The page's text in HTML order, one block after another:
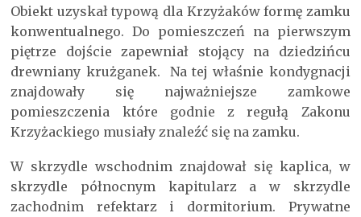
Obiekt uzyskał typową dla Krzyżaków formę zamku
konwentualnego. Do pomieszczeń na pierwszym
piętrze dojście zapewniał stojący na dziedzińcu
drewniany krużganek. Na tej właśnie kondygnacji
znajdowały się najważniejsze zamkowe
pomieszczenia które godnie z regułą Zakonu
Krzyżackiego musiały znaleźć się na zamku.
W skrzydle wschodnim znajdował się kaplica, w
skrzydle północnym kapitularz a w skrzydle
zachodnim refektarz i dormitorium. Prywatne